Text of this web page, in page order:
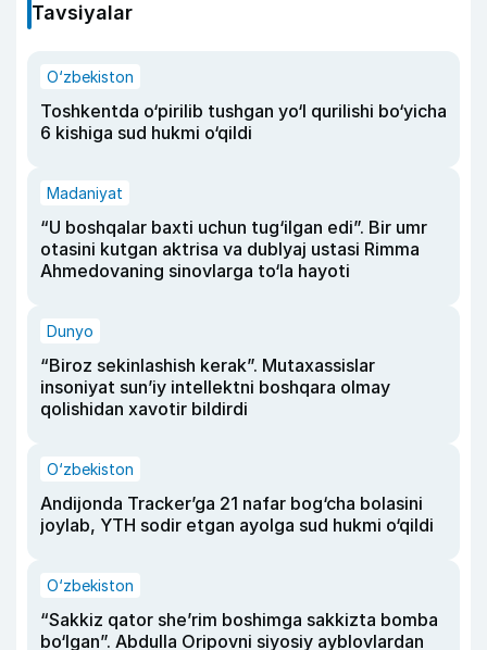
Tavsiyalar
O‘zbekiston
Toshkentda o‘pirilib tushgan yo‘l qurilishi bo‘yicha
6 kishiga sud hukmi o‘qildi
Madaniyat
“U boshqalar baxti uchun tug‘ilgan edi”. Bir umr
otasini kutgan aktrisa va dublyaj ustasi Rimma
Ahmedovaning sinovlarga to‘la hayoti
Dunyo
“Biroz sekinlashish kerak”. Mutaxassislar
insoniyat sun’iy intellektni boshqara olmay
qolishidan xavotir bildirdi
O‘zbekiston
Andijonda Tracker’ga 21 nafar bog‘cha bolasini
joylab, YTH sodir etgan ayolga sud hukmi o‘qildi
O‘zbekiston
“Sakkiz qator she’rim boshimga sakkizta bomba
bo‘lgan”. Abdulla Oripovni siyosiy ayblovlardan